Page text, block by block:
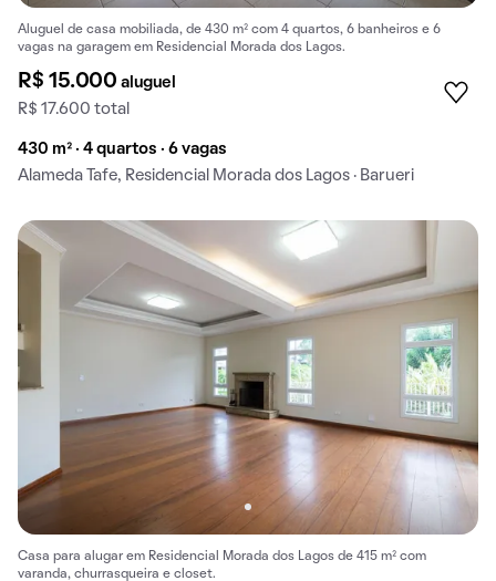
Aluguel de casa mobiliada, de 430 m² com 4 quartos, 6 banheiros e 6
vagas na garagem em Residencial Morada dos Lagos.
R$ 15.000aluguel
R$ 17.600 total
430 m² · 4 quartos · 6 vagas
Alameda Tafe, Residencial Morada dos Lagos · Barueri
Casa para alugar em Residencial Morada dos Lagos de 415 m² com
varanda, churrasqueira e closet.